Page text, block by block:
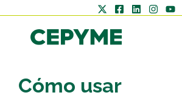
Cómo usar